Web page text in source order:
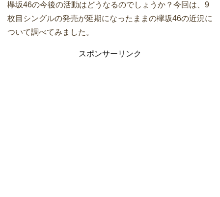
欅坂46の今後の活動はどうなるのでしょうか？今回は、9
枚目シングルの発売が延期になったままの欅坂46の近況に
ついて調べてみました。
スポンサーリンク